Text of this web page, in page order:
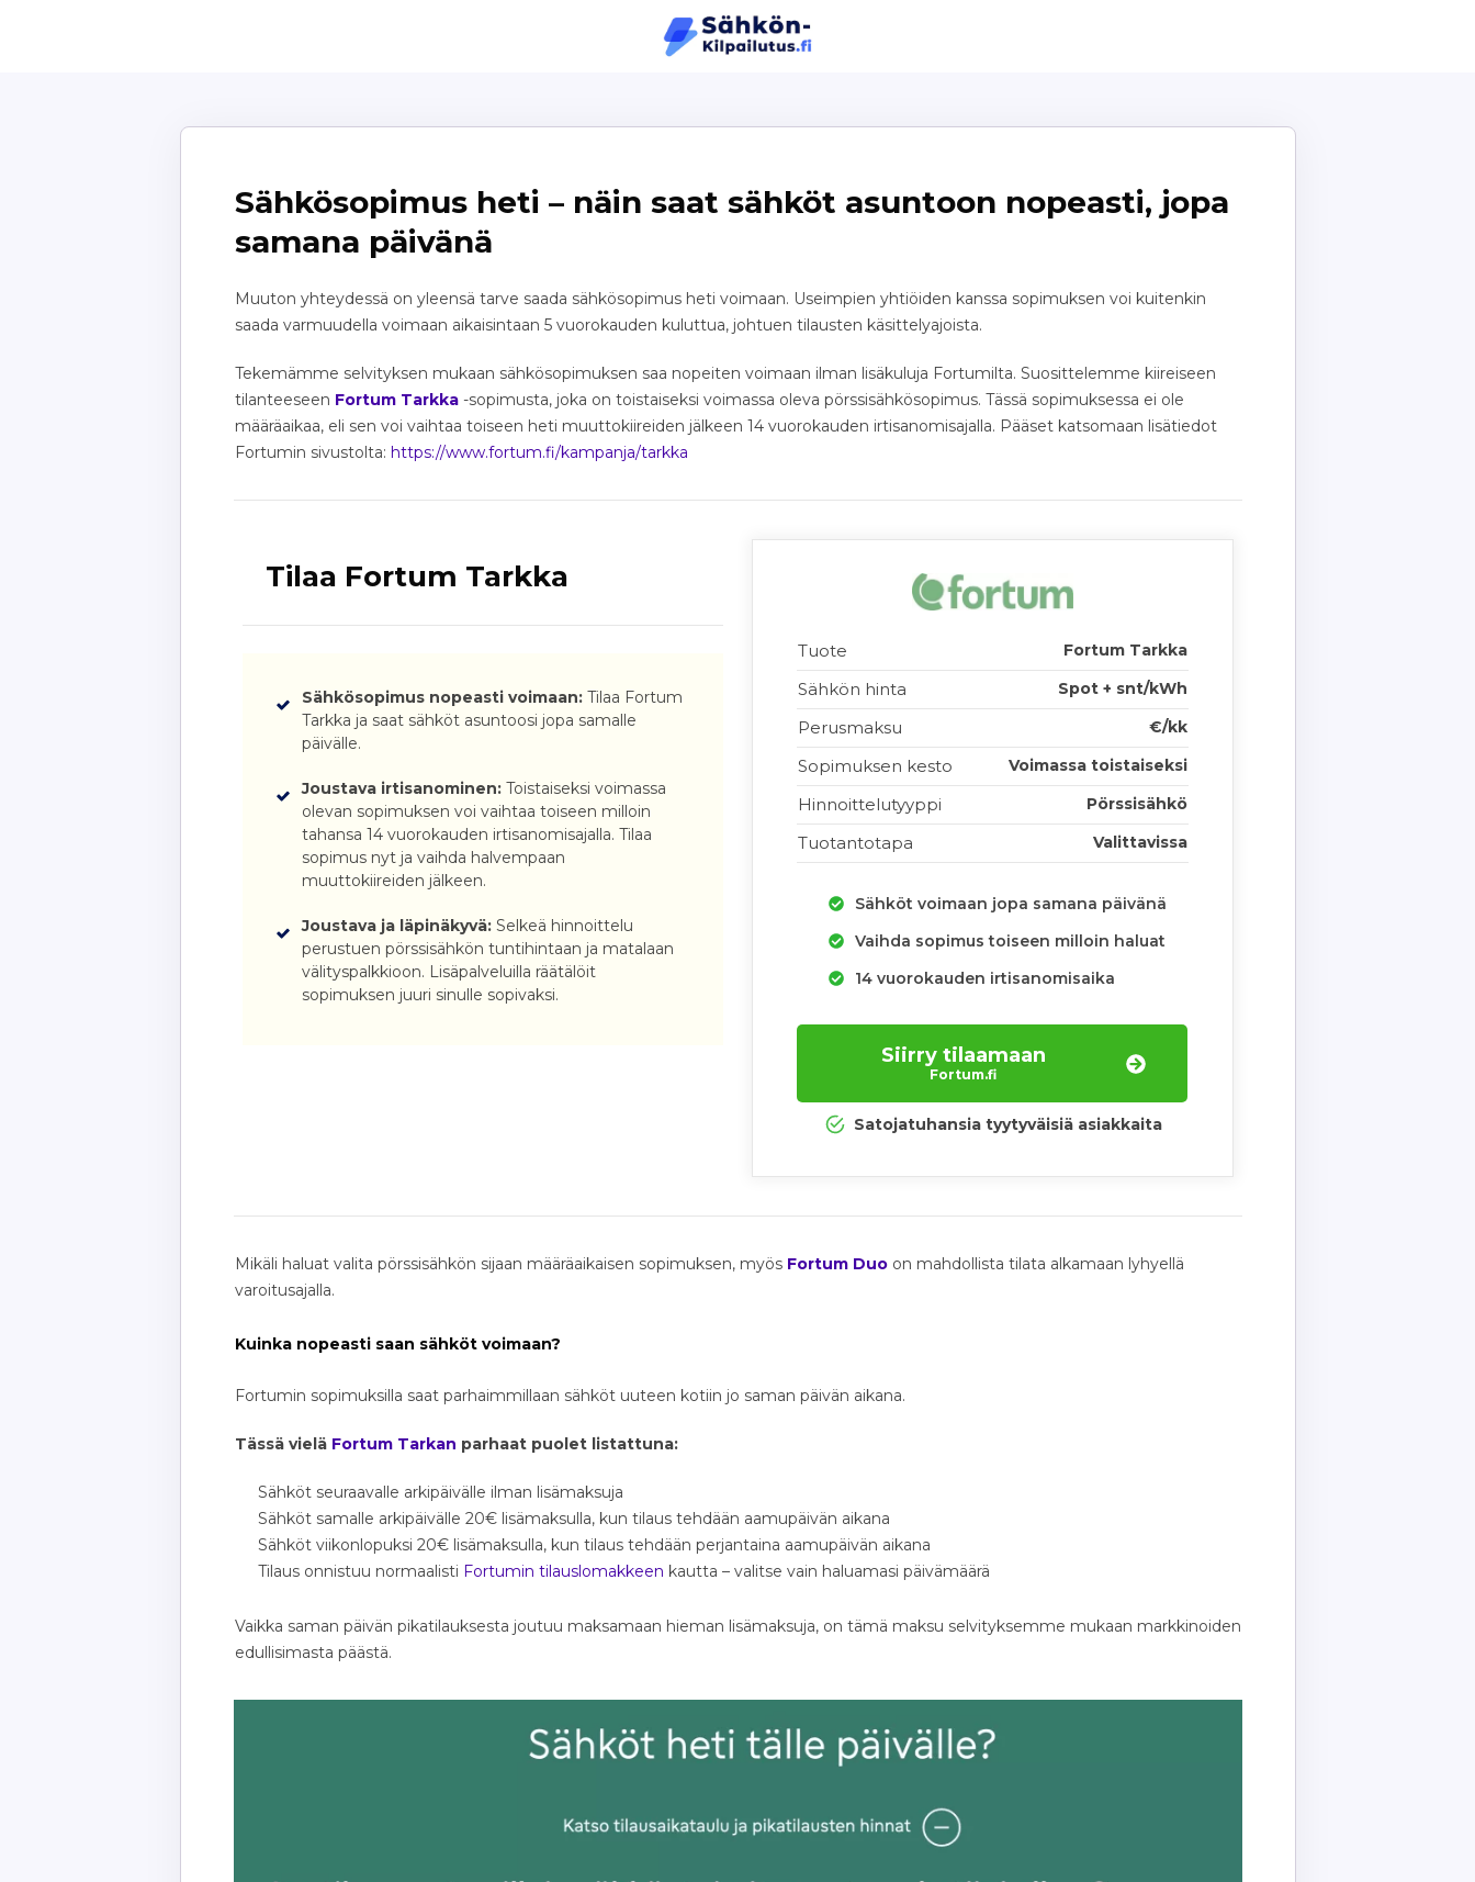
Sähkösopimus heti – näin saat sähköt asuntoon nopeasti, jopa
samana päivänä
Muuton yhteydessä on yleensä tarve saada sähkösopimus heti voimaan. Useimpien yhtiöiden kanssa sopimuksen voi kuitenkin
saada varmuudella voimaan aikaisintaan 5 vuorokauden kuluttua, johtuen tilausten käsittelyajoista.
Tekemämme selvityksen mukaan sähkösopimuksen saa nopeiten voimaan ilman lisäkuluja Fortumilta. Suosittelemme kiireiseen
tilanteeseen Fortum Tarkka-sopimusta, joka on toistaiseksi voimassa oleva pörssisähkösopimus. Tässä sopimuksessa ei ole
määräaikaa, eli sen voi vaihtaa toiseen heti muuttokiireiden jälkeen 14 vuorokauden irtisanomisajalla. Pääset katsomaan lisätiedot
Fortumin sivustolta: https://www.fortum.fi/kampanja/tarkka
Tilaa Fortum Tarkka
Sähkösopimus nopeasti voimaan: Tilaa Fortum
Tarkka ja saat sähköt asuntoosi jopa samalle
päivälle.
Joustava irtisanominen: Toistaiseksi voimassa
olevan sopimuksen voi vaihtaa toiseen milloin
tahansa 14 vuorokauden irtisanomisajalla. Tilaa
sopimus nyt ja vaihda halvempaan
muuttokiireiden jälkeen.
Joustava ja läpinäkyvä: Selkeä hinnoittelu
perustuen pörssisähkön tuntihintaan ja matalaan
välityspalkkioon. Lisäpalveluilla räätälöit
sopimuksen juuri sinulle sopivaksi.
Tuote Fortum Tarkka
Sähkön hinta Spot + snt/kWh
Perusmaksu €/kk
Sopimuksen kesto Voimassa toistaiseksi
Hinnoittelutyyppi Pörssisähkö
Tuotantotapa Valittavissa
Sähköt voimaan jopa samana päivänä
Vaihda sopimus toiseen milloin haluat
14 vuorokauden irtisanomisaika
Siirry tilaamaan
Fortum.fi
Satojatuhansia tyytyväisiä asiakkaita
Mikäli haluat valita pörssisähkön sijaan määräaikaisen sopimuksen, myös Fortum Duoon mahdollista tilata alkamaan lyhyellä
varoitusajalla.
Kuinka nopeasti saan sähköt voimaan?
Fortumin sopimuksilla saat parhaimmillaan sähköt uuteen kotiin jo saman päivän aikana.
Tässä vielä Fortum Tarkan parhaat puolet listattuna:
Sähköt seuraavalle arkipäivälle ilman lisämaksuja
Sähköt samalle arkipäivälle 20€ lisämaksulla, kun tilaus tehdään aamupäivän aikana
Sähköt viikonlopuksi 20€ lisämaksulla, kun tilaus tehdään perjantaina aamupäivän aikana
Tilaus onnistuu normaalisti Fortumin tilauslomakkeen kautta – valitse vain haluamasi päivämäärä
Vaikka saman päivän pikatilauksesta joutuu maksamaan hieman lisämaksuja, on tämä maksu selvityksemme mukaan markkinoiden
edullisimasta päästä.